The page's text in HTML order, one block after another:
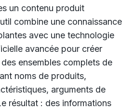
un contenu produit
combine une connaissance
avec une technologie
avancée pour créer
ensembles complets de
noms de produits,
arguments de
résultat : des informations